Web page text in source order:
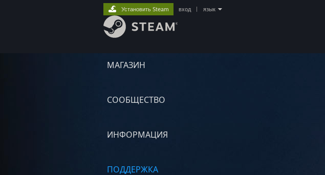
МАГАЗИН
СООБЩЕСТВО
ИНФОРМАЦИЯ
ПОДДЕРЖКА
Установить Steam вход язык